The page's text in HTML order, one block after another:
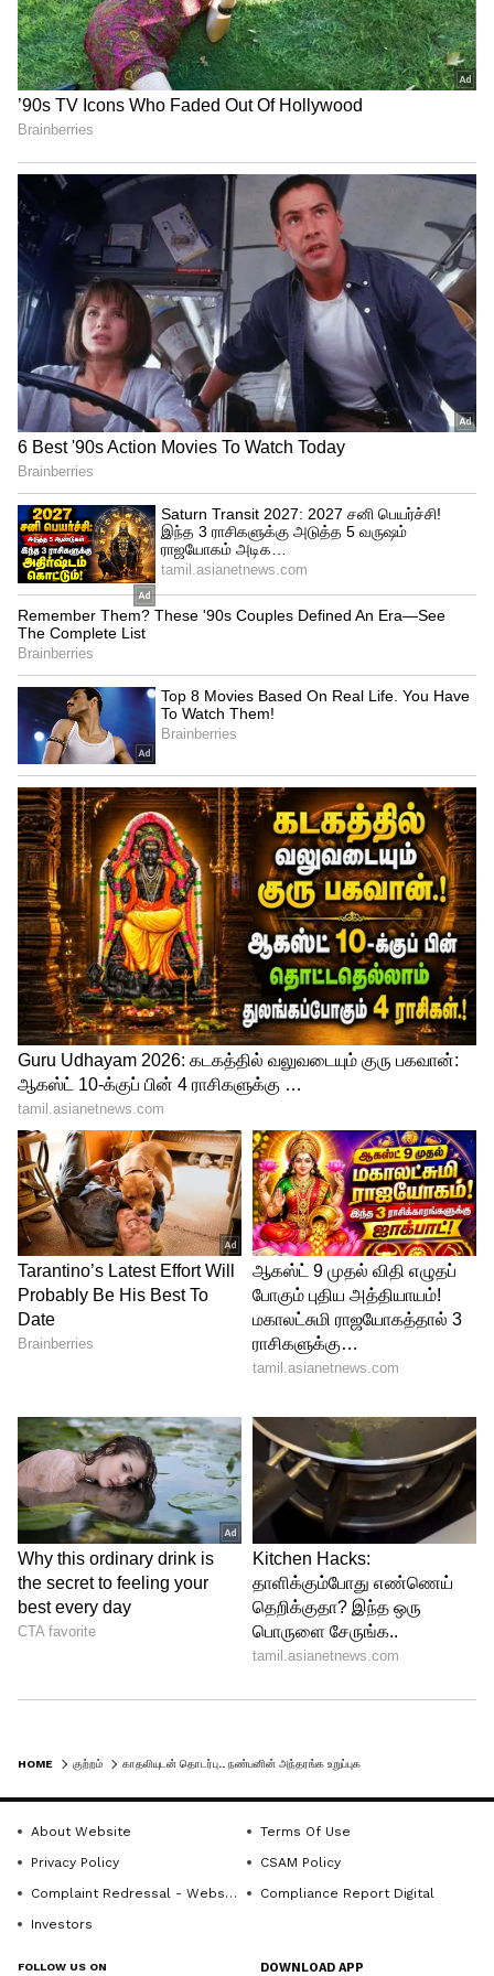
கடந்த ஞாயிற்றுக்கிழமை இரவு இருவரும்
இறந்தவரின் ஹோட்டலில் பார்ட்டியில்
இருந்தபோது, ​​தோழிகள் பற்றி பேசும் போது
தகராறு ஏற்பட, இருவரும்
அடித்துக்கொண்டனர். பிறகு ஒன்பது முறை
கத்தியால் குத்தி, அந்தரங்க உறுப்பை
அறுத்துள்ளார் அஸ்லாம். பிறகு வெட்டப்பட்ட
அந்தரங்க உறுப்புகளை வெட்டி
இறந்தவரின் வாயில் திணித்தார் என்றும்,
பிறகு தப்பியோடினார் என்றும் போலீசார்
கூறுகிறார்கள். இந்த சம்பவம் பெரும்
பரபரப்பை ஏற்படுத்தி உள்ளது.
இதையும் படிங்க.. நவம்பர் 11.! பிரதமர்
மோடி - முதல்வர் ஸ்டாலின் ஒரே
மேடையில் - 2024 கூட்டணிக்கு
அடித்தளமா.?
அருண்ராஜ் காரசார பதிலடி!
HOME குற்றம்
About Website
Terms Of Use
Privacy Policy
CSAM Policy
Complaint Redressal - Website
Compliance Report Digital
Investors
FOLLOW US ON DOWNLOAD APP